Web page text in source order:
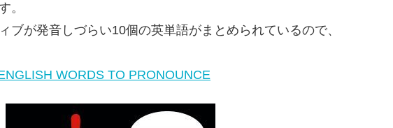
。
ブが発音しづらい10個の英単語がまとめられているので、
WORDS TO PRONOUNCE